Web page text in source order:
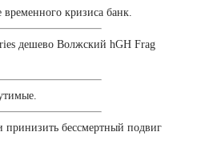
кризиса банк.
дешево Волжский hGH Frag
бессмертный подвиг